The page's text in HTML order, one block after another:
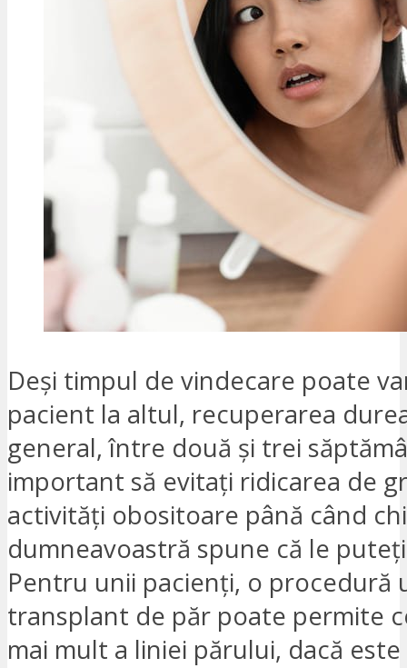
Deși timpul de vindecare poate
pacient la altul, recuperarea
general, între două și trei
important să evitați ridicarea de
activități obositoare până când
dumneavoastră spune că le
Pentru unii pacienți, o procedură
transplant de păr poate permite
mai mult a liniei părului, dacă